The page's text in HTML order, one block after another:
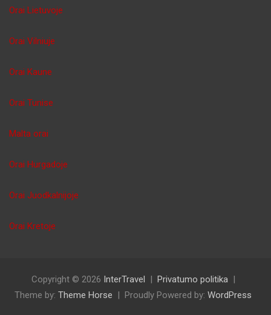
Orai Lietuvoje
Orai Vilniuje
Orai Kaune
Orai Tunise
Malta orai
Orai Hurgadoje
Orai Juodkalnijoje
Orai Kretoje
Copyright © 2026 InterTravel
Privatumo politika
Theme by: Theme Horse Proudly Powered by: WordPress